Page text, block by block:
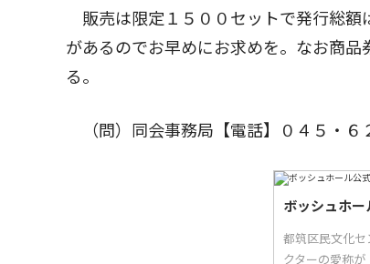
販売は限定１５００セットで発行総額
があるのでお早めにお求めを。なお商
る。
（問）同会事務局【電話】０４５・６
ボッシュホ
都筑区民文化セ
クターの愛称